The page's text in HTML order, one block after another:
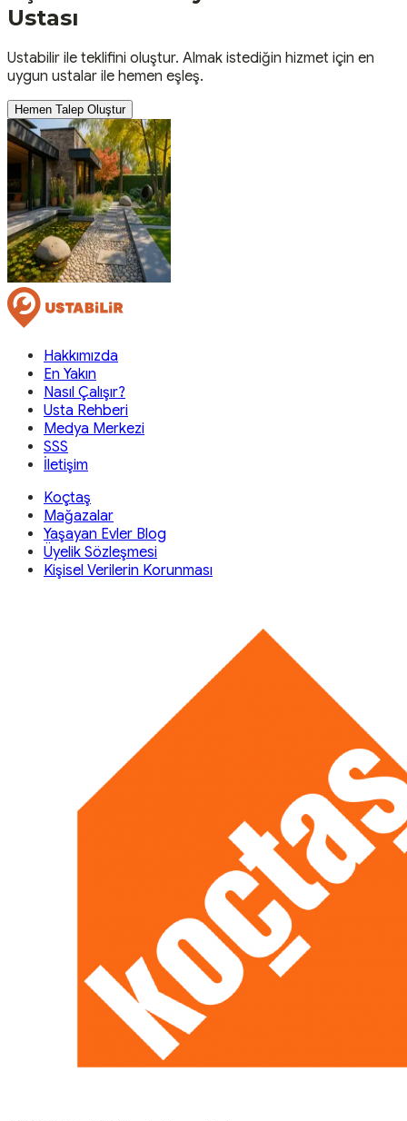
Ustası
Ustabilir ile teklifini oluştur. Almak istediğin hizmet için en
uygun ustalar ile hemen eşleş.
Hemen Talep Oluştur
Hakkımızda
En Yakın
Nasıl Çalışır?
Usta Rehberi
Medya Merkezi
SSS
İletişim
Koçtaş
Mağazalar
Yaşayan Evler Blog
Üyelik Sözleşmesi
Kişisel Verilerin Korunması